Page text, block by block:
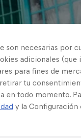
son necesarias por
adicionales (que
para fines de
tu
en todo momento.
y la Configuración